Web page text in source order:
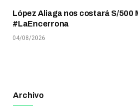
López Aliaga nos costará S/500
#LaEncerrona
04/08/2026
Archivo